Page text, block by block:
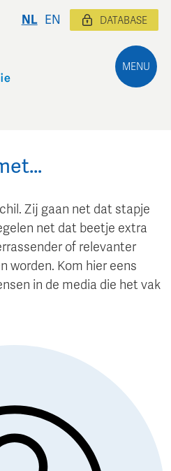
MENU
NL EN DATABASE
Zij gaan net dat stapje
net dat beetje extra
of relevanter
worden. Kom hier eens
in de media die het vak